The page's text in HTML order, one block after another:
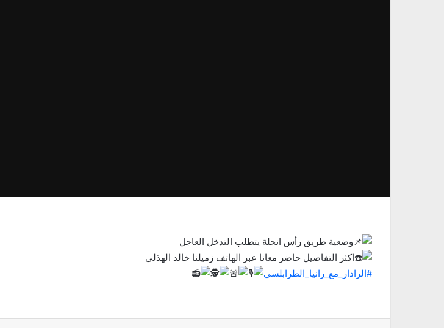
وضعية طريق رأس انجلة يتطلب التدخل العاجل
اكثر التفاصيل حاضر معانا عبر الهاتف زميلنا خالد الهذلي
#الرادار_مع_رانيا_الطرابلسي